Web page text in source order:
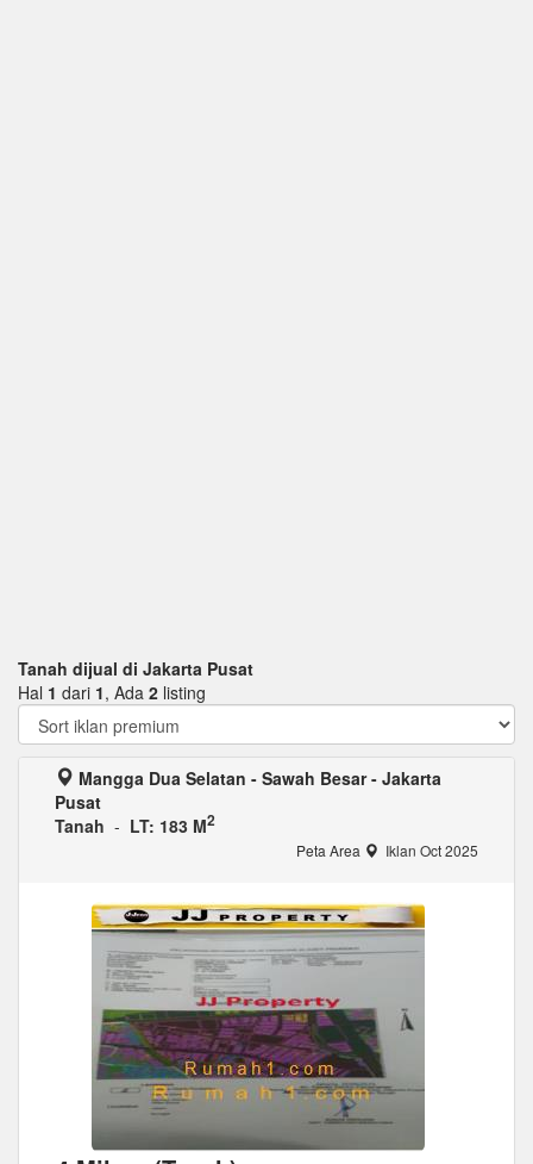
Tanah dijual di Jakarta Pusat
Hal 1 dari 1, Ada 2 listing
Mangga Dua Selatan - Sawah Besar - Jakarta
Pusat
Tanah - LT: 183 M2
Peta Area Iklan Oct 2025